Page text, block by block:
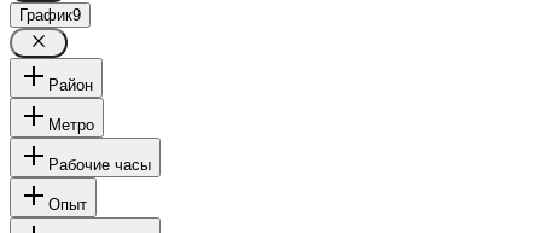
График9
Район
Метро
Рабочие часы
Опыт